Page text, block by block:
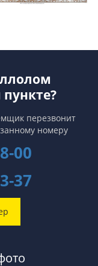
перезвонит
номеру
00
37